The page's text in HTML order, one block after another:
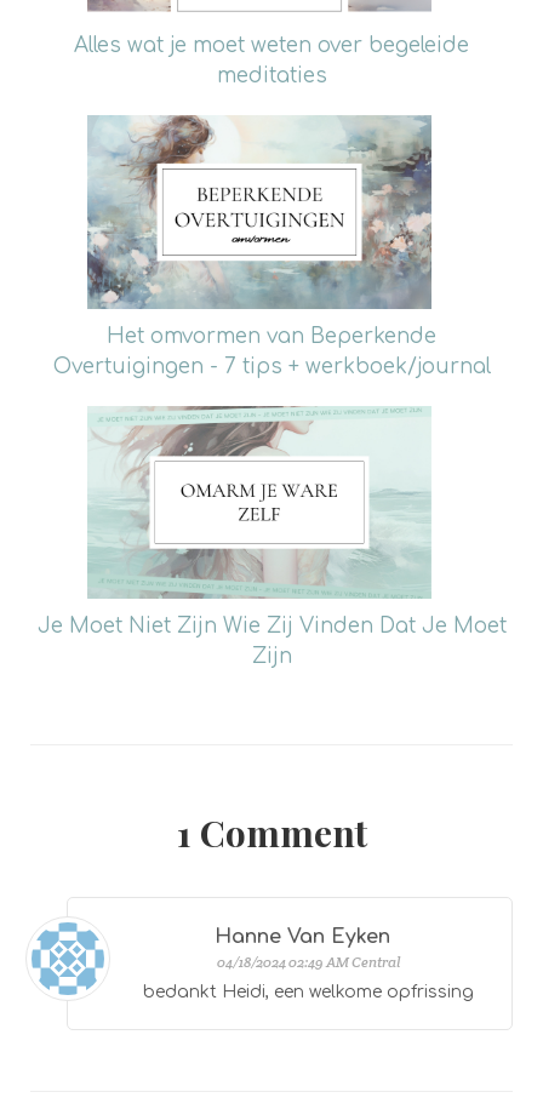
Alles wat je moet weten over begeleide
meditaties
Het omvormen van Beperkende
Overtuigingen - 7 tips + werkboek/journal
Je Moet Niet Zijn Wie Zij Vinden Dat Je Moet
Zijn
1 Comment
Hanne Van Eyken
04/18/2024 02:49 AM Central
bedankt Heidi, een welkome opfrissing